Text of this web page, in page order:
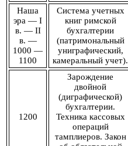
Наша
эра — I
в. — II
в. —
1000 —
1100
Система учетных
книг римской
бухгалтерии
(патримональный
униграфический,
камеральный учет).
1200
Зарождение
двойной
(диграфической)
бухгалтерии.
Техника кассовых
операций
тамплиеров. Закон